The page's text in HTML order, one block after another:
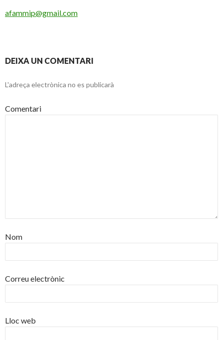
afammip@gmail.com
DEIXA UN COMENTARI
L'adreça electrònica no es publicarà
Comentari
Nom
Correu electrònic
Lloc web